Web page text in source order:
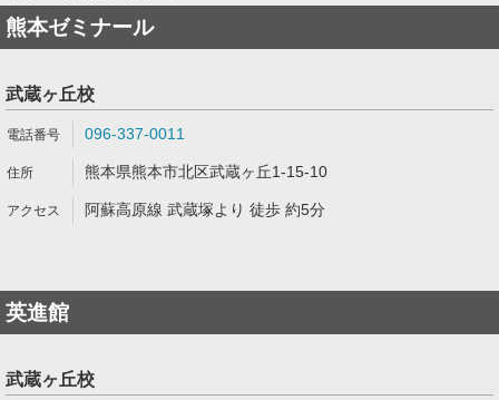
熊本ゼミナール
武蔵ヶ丘校
096-337-0011
熊本県熊本市北区武蔵ヶ丘1-15-10
阿蘇高原線 武蔵塚より 徒歩 約5分
英進館
武蔵ヶ丘校